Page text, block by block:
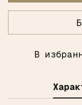
В